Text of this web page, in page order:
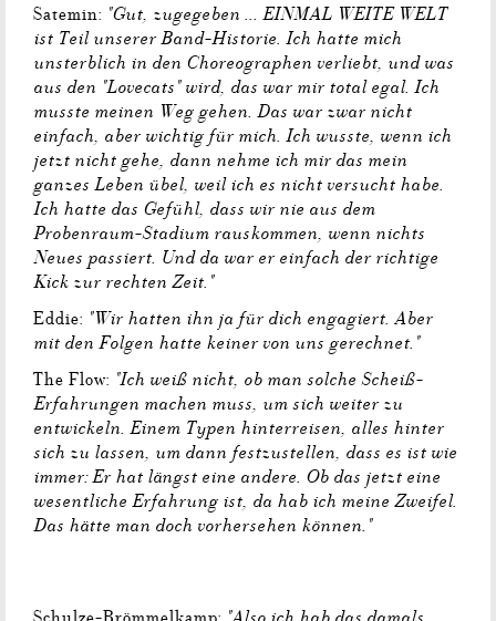
Satemin: "Gut, zugegeben ... EINMAL WEITE WELT
ist Teil unserer Band-Historie. Ich hatte mich
unsterblich in den Choreographen verliebt, und was
aus den "Lovecats" wird, das war mir total egal. Ich
musste meinen Weg gehen. Das war zwar nicht
einfach, aber wichtig für mich. Ich wusste, wenn ich
jetzt nicht gehe, dann nehme ich mir das mein
ganzes Leben übel, weil ich es nicht versucht habe.
Ich hatte das Gefühl, dass wir nie aus dem
Probenraum-Stadium rauskommen, wenn nichts
Neues passiert. Und da war er einfach der richtige
Kick zur rechten Zeit."
Eddie: "Wir hatten ihn ja für dich engagiert. Aber
mit den Folgen hatte keiner von uns gerechnet."
The Flow: "Ich weiß nicht, ob man solche Scheiß-
Erfahrungen machen muss, um sich weiter zu
entwickeln. Einem Typen hinterreisen, alles hinter
sich zu lassen, um dann festzustellen, dass es ist wie
immer: Er hat längst eine andere. Ob das jetzt eine
wesentliche Erfahrung ist, da hab ich meine Zweifel.
Das hätte man doch vorhersehen können."